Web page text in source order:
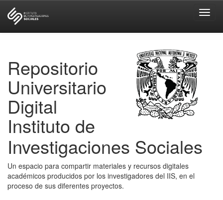
Repositorio
Universitario
Digital
Instituto de
Investigaciones Sociales
Un espacio para compartir materiales y recursos digitales
académicos producidos por los investigadores del IIS, en el
proceso de sus diferentes proyectos.